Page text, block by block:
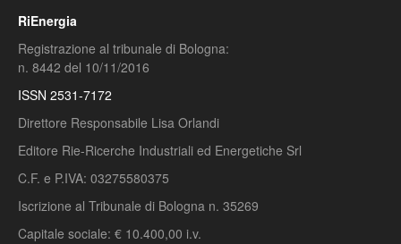
RiEnergia
Registrazione al tribunale di Bologna:
n. 8442 del 10/11/2016
ISSN 2531-7172
Direttore Responsabile Lisa Orlandi
Editore Rie-Ricerche Industriali ed Energetiche Srl
C.F. e P.IVA: 03275580375
Iscrizione al Tribunale di Bologna n. 35269
Capitale sociale: € 10.400,00 i.v.